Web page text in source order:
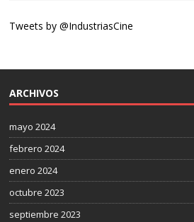
Tweets by @IndustriasCine
ARCHIVOS
mayo 2024
febrero 2024
enero 2024
octubre 2023
septiembre 2023